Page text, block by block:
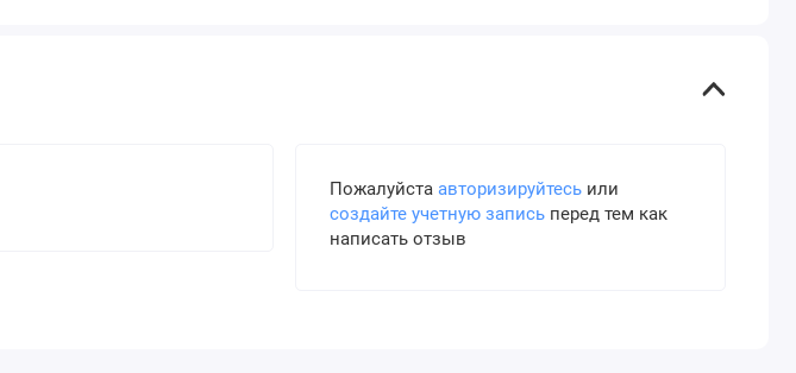
Пожалуйста авторизируйтесьили
создайте учетную записьперед тем как
написать отзыв